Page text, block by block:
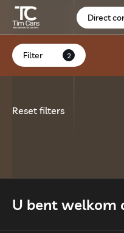
Direct
Filter 2
Reset filters
U bent welkom